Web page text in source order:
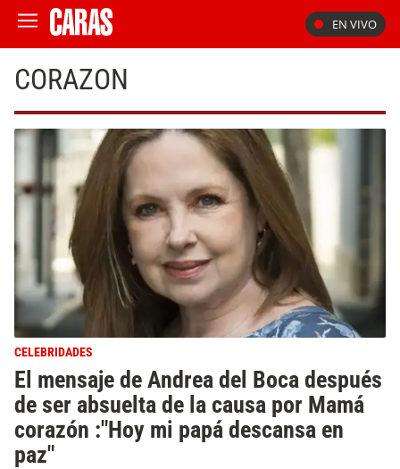
EN VIVO
CORAZON
CELEBRIDADES
El mensaje de Andrea del Boca después
de ser absuelta de la causa por Mamá
corazón :"Hoy mi papá descansa en
paz"